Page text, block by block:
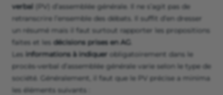
verbal (PV) d’assemblée générale. Il ne s’agit pas de
retranscrire l’ensemble des débats. Il suffit d’en dresser
un résumé mais il faut surtout rapporter les propositions
faites et les décisions prises en AG
Les informations à indiquer obligatoirement dans le
procès-verbal d’assemblée générale varie selon le type de
société. Généralement, il faut que le PV précise a minima
les éléments suivants :